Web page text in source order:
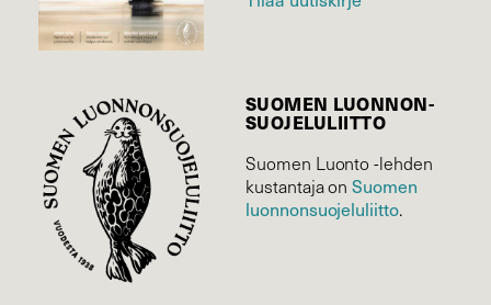
SUOMEN LUONNON­
SUOJELU­LIITTO
Suomen Luonto -lehden
kustantaja onSuomen
luonnonsuojelu­liitto.